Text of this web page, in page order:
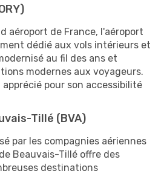
aéroport de France, l'aéroport
dédié aux vols intérieurs et
au fil des ans et
modernes aux voyageurs.
apprécié pour son accessibilité
Tillé (BVA)
par les compagnies aériennes
Beauvais-Tillé offre des
destinations